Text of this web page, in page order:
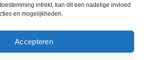
intrekt, kan dit een nadelige invloed
en mogelijkheden.
Accepteren
Ram- & Aanrijbeveiliging